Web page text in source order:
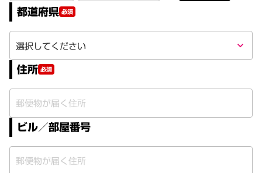
都道府県 必須
keyboard_arrow_down
住所 必須
ビル／部屋番号